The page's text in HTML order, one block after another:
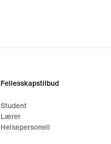
Fellesskapstilbud
Student
Lærer
Helsepersonell